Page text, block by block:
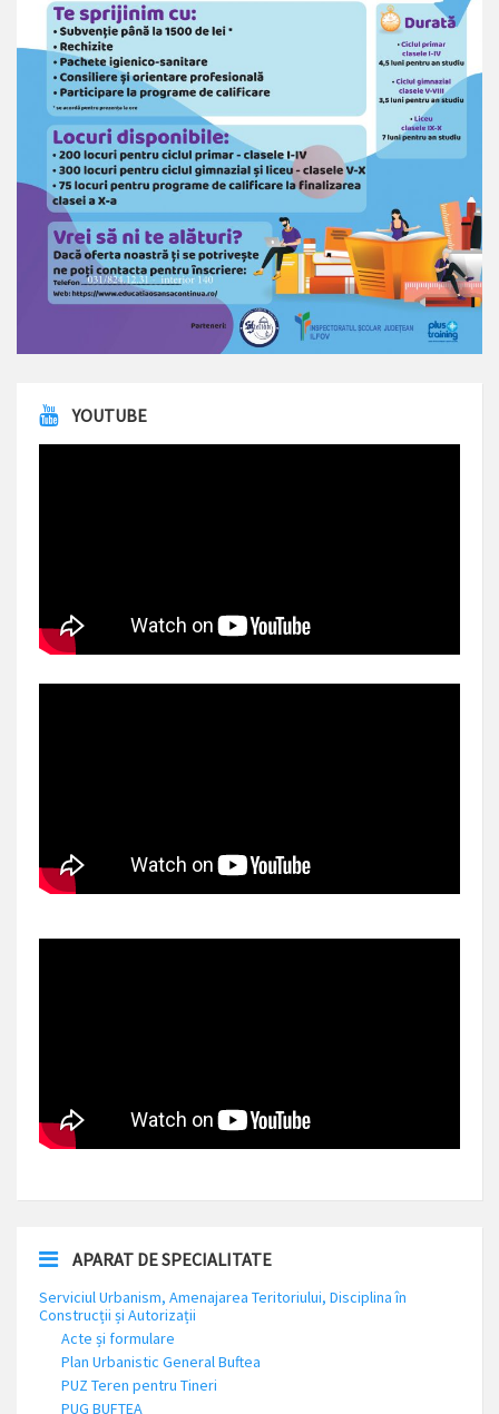
YOUTUBE
APARAT DE SPECIALITATE
Serviciul Urbanism, Amenajarea Teritoriului, Disciplina în
Construcții și Autorizații
Acte și formulare
Plan Urbanistic General Buftea
PUZ Teren pentru Tineri
PUG BUFTEA